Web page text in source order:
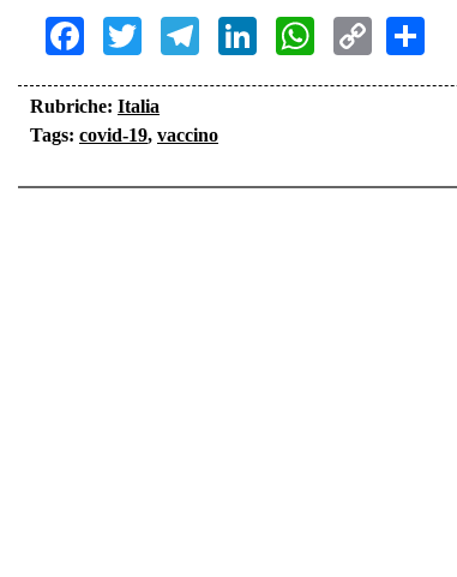
Facebook
TwitterTelegram
LinkedInWhatsApp
Copy
Link
Rubriche: Italia
Tags: covid-19, vaccino